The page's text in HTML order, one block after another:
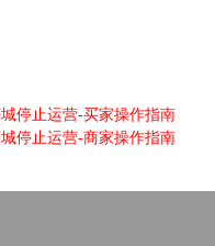
停止运营-买家操作指南
停止运营-商家操作指南